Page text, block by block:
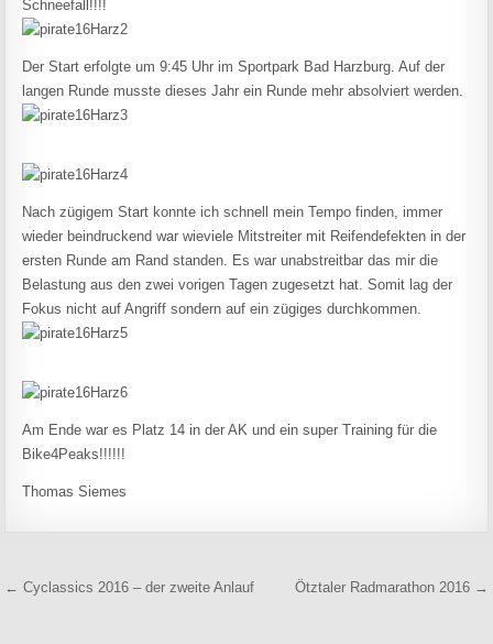
Schneefall!!!!
Der Start erfolgte um 9:45 Uhr im Sportpark Bad Harzburg. Auf der
langen Runde musste dieses Jahr ein Runde mehr absolviert werden.
Nach zügigem Start konnte ich schnell mein Tempo finden, immer
wieder beindruckend war wieviele Mitstreiter mit Reifendefekten in der
ersten Runde am Rand standen. Es war unabstreitbar das mir die
Belastung aus den zwei vorigen Tagen zugesetzt hat. Somit lag der
Fokus nicht auf Angriff sondern auf ein zügiges durchkommen.
Am Ende war es Platz 14 in der AK und ein super Training für die
Bike4Peaks!!!!!!
Thomas Siemes
Beitragsnavigation
← Cyclassics 2016 – der zweite Anlauf Ötztaler Radmarathon 2016 →